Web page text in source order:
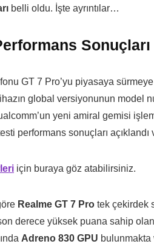
belli oldu. İşte ayrıntılar…
GT 7 Pro’yu piyasaya sürmeye
global versiyonunun model
yeni amiral gemisi
performans sonuçları
için buraya göz atabilirsiniz.
Realme GT 7 Pro tek çekirdek
derece yüksek puana sahip
Adreno 830 GPU bulunmakta